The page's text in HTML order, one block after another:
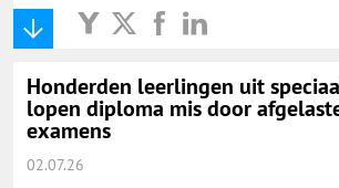
Honderden leerlingen uit
lopen diploma mis door
examens
02.07.26